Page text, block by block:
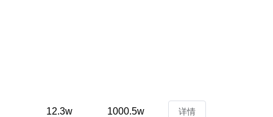
12.3w 1000.5w 详情